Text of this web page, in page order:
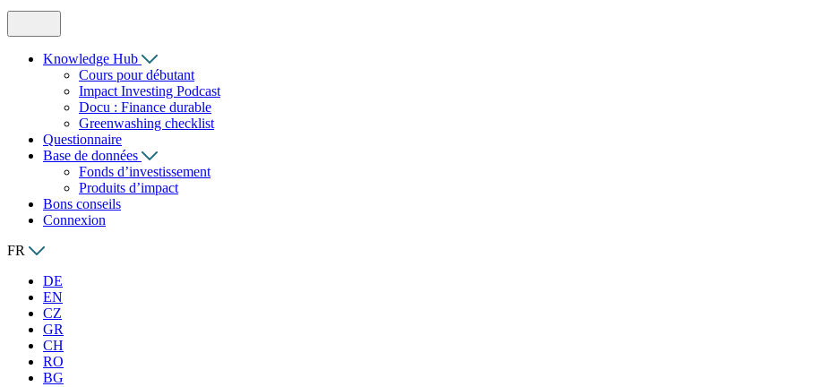
Knowledge Hub
Cours pour débutant
Impact Investing Podcast
Docu : Finance durable
Greenwashing checklist
Questionnaire
Base de données
Fonds d’investissement
Produits d’impact
Bons conseils
Connexion
FR
DE
EN
CZ
GR
CH
RO
BG